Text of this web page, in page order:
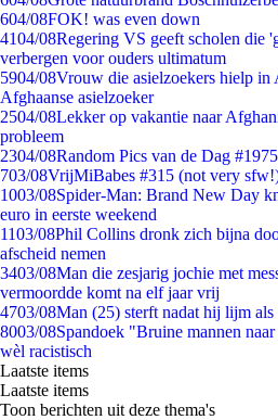
604/08FOK! was even down
4104/08Regering VS geeft scholen die
verbergen voor ouders ultimatum
5904/08Vrouw die asielzoekers hielp in
Afghaanse asielzoeker
2504/08Lekker op vakantie naar
probleem
2304/08Random Pics van de Dag #1975
703/08VrijMiBabes #315 (not very
1003/08Spider-Man: Brand New Day
euro in eerste weekend
1103/08Phil Collins dronk zich bijna
afscheid nemen
3403/08Man die zesjarig jochie met
vermoordde komt na elf jaar vrij
4703/08Man (25) sterft nadat hij lijm
8003/08Spandoek "Bruine mannen
wèl racistisch
Laatste items
Laatste items
Toon berichten uit deze thema's